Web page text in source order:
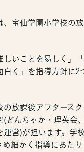
、宝仙学園小学校の
しいことを易しく」
白く」を指導方針に2
の放課後アフタース
(どんちゃか・理英会
運営)が担います。学
細かく指導にあたり